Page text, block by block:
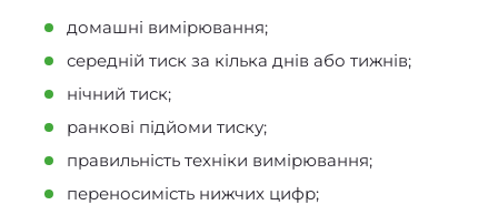
домашні вимірювання;
середній тиск за кілька днів або тижнів;
нічний тиск;
ранкові підйоми тиску;
правильність техніки вимірювання;
переносимість нижчих цифр;